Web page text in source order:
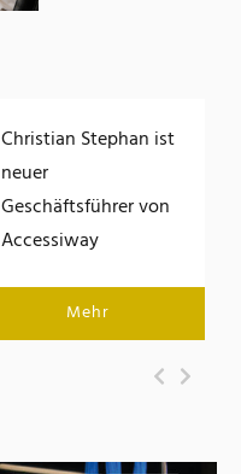
Christian Stephan ist
neuer
Geschäftsführer von
Accessiway
Mehr